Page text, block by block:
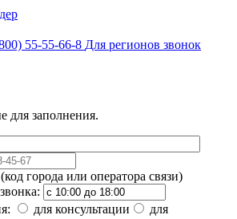
55-55-66-8 Для регионов звонок
для заполнения.
города или оператора связи)
для консультации
для